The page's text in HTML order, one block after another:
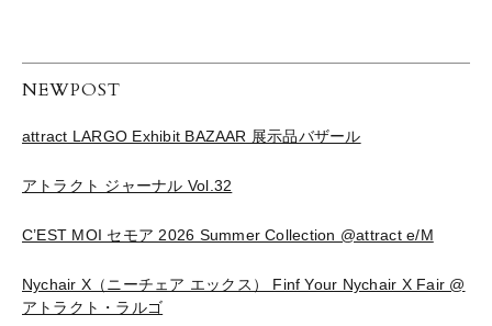
NEWPOST
attract LARGO Exhibit BAZAAR 展示品バザール
アトラクト ジャーナル Vol.32
C’EST MOI セモア 2026 Summer Collection @attract e/M
Nychair X（ニーチェア エックス） Finf Your Nychair X Fair @
アトラクト・ラルゴ